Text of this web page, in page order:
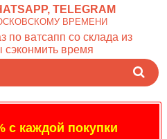
TELEGRAM
ВРЕМЕНИ
по ватсапп со склада из
сэконмить время
с каждой покупки